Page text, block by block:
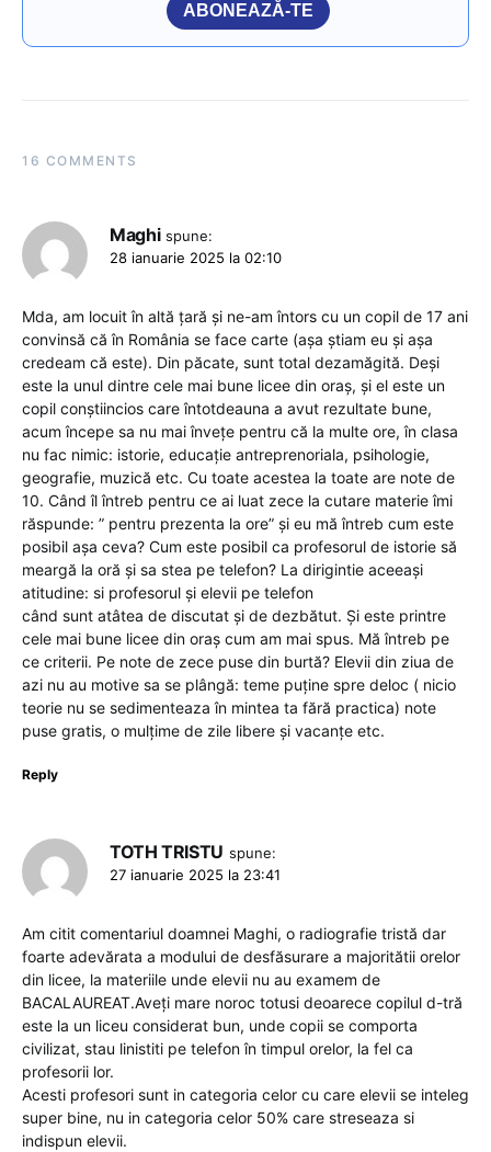
ABONEAZĂ-TE
16 COMMENTS
Maghi spune:
28 ianuarie 2025 la 02:10
Mda, am locuit în altă țară și ne-am întors cu un copil de 17 ani
convinsă că în România se face carte (așa știam eu și așa
credeam că este). Din păcate, sunt total dezamăgită. Deși
este la unul dintre cele mai bune licee din oraș, și el este un
copil conștiincios care întotdeauna a avut rezultate bune,
acum începe sa nu mai învețe pentru că la multe ore, în clasa
nu fac nimic: istorie, educație antreprenoriala, psihologie,
geografie, muzică etc. Cu toate acestea la toate are note de
10. Când îl întreb pentru ce ai luat zece la cutare materie îmi
răspunde: ” pentru prezenta la ore” și eu mă întreb cum este
posibil așa ceva? Cum este posibil ca profesorul de istorie să
meargă la oră și sa stea pe telefon? La dirigintie aceeași
atitudine: si profesorul și elevii pe telefon
când sunt atâtea de discutat și de dezbătut. Și este printre
cele mai bune licee din oraș cum am mai spus. Mă întreb pe
ce criterii. Pe note de zece puse din burtă? Elevii din ziua de
azi nu au motive sa se plângă: teme puține spre deloc ( nicio
teorie nu se sedimenteaza în mintea ta fără practica) note
puse gratis, o mulțime de zile libere și vacanțe etc.
Reply
TOTH TRISTU spune:
27 ianuarie 2025 la 23:41
Am citit comentariul doamnei Maghi, o radiografie tristă dar
foarte adevărata a modului de desfăsurare a majoritătii orelor
din licee, la materiile unde elevii nu au examem de
BACALAUREAT.Aveți mare noroc totusi deoarece copilul d-tră
este la un liceu considerat bun, unde copii se comporta
civilizat, stau linistiti pe telefon în timpul orelor, la fel ca
profesorii lor.
Acesti profesori sunt in categoria celor cu care elevii se inteleg
super bine, nu in categoria celor 50% care streseaza si
indispun elevii.